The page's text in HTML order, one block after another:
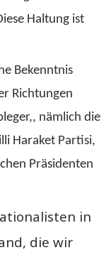
Haltung ist
Bekenntnis
Richtungen
nämlich die
Haraket Partisi,
Präsidenten
in
die wir